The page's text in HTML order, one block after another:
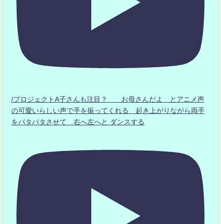
/プロジェクトA子さんも注目？ お母さんだよ とアニメ声
の可愛いらしい声で手を振ってくれる 起き上がりながら両手
をパタパタさせて 右へ左へと ダンスする